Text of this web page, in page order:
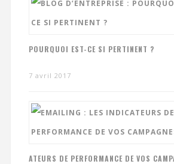
POURQUOI EST-CE SI PERTINENT ?
7 avril 2017
ATEURS DE PERFORMANCE DE VOS